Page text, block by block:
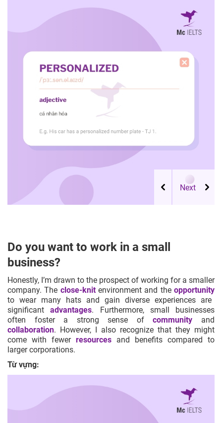
Do you want to work in a small
business?
Honestly, I’m drawn to the prospect of working for a smaller
company. The close-knitenvironment and theopportunity
to wear many hats and gain diverse experiences are
significantadvantages. Furthermore, small businesses
often foster a strong sense ofcommunity and
collaboration. However, I also recognize that they might
come with fewer resources and benefits compared to
larger corporations.
Từ vựng: